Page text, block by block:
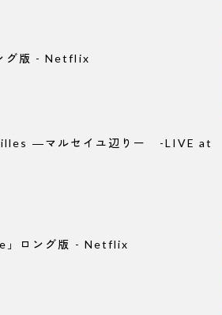
グ版 - Netflix
―マルセイユ辺りー -LIVE at
」ロング版 - Netflix